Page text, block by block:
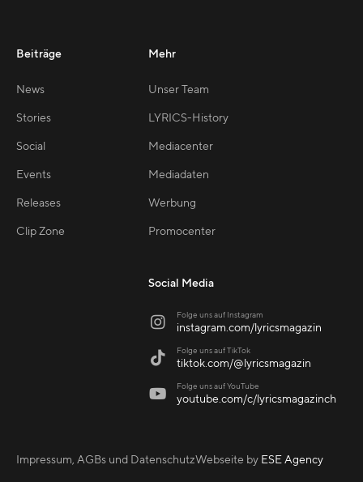
Beiträge
News
Stories
Social
Events
Releases
Clip Zone
Mehr
Unser Team
LYRICS-History
Mediacenter
Mediadaten
Werbung
Promocenter
Social Media
 Folge uns auf Instagram
instagram.com/lyricsmagazin
 Folge uns auf TikTok
tiktok.com/@lyricsmagazin
 Folge uns auf YouTube
youtube.com/c/lyricsmagazinch
Impressum, AGBs und DatenschutzWebseite by ESE Agency